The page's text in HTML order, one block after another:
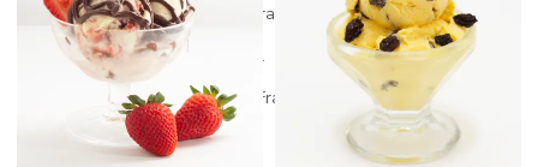
Fornecedores de sorvetes para revenda
Franquia de açai
Franquia de açai artesanal
Franquia de açai barata
Franquia de açai preço
Franquia de açai quanto custa
Franquia de açai self service
Franquia de açai e sorteve